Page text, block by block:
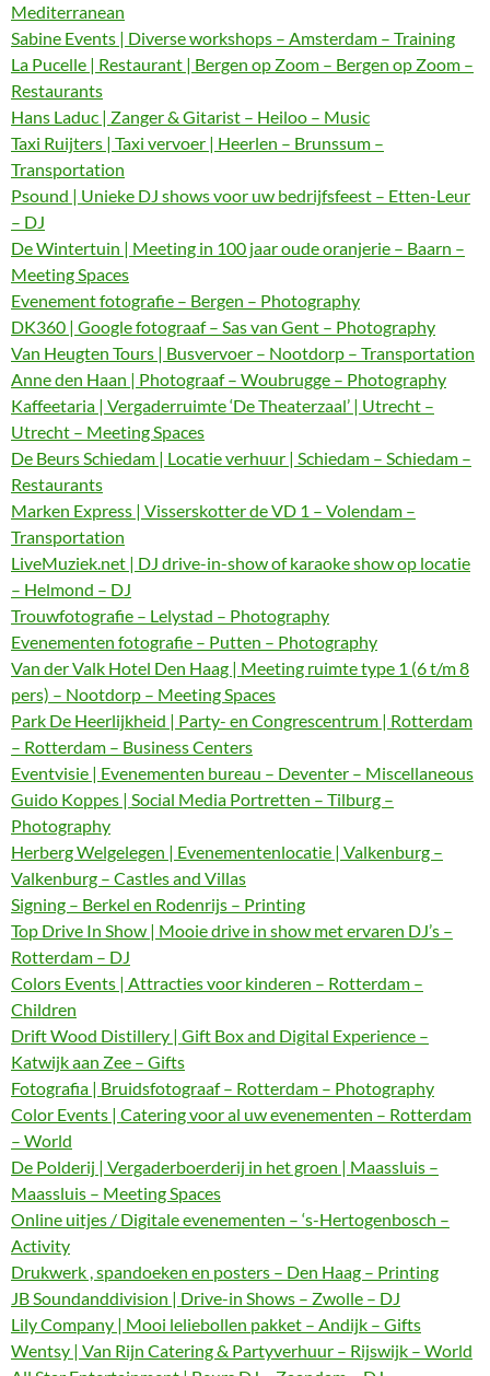
Mediterranean
Sabine Events | Diverse workshops – Amsterdam – Training
La Pucelle | Restaurant | Bergen op Zoom – Bergen op Zoom –
Restaurants
Hans Laduc | Zanger & Gitarist – Heiloo – Music
Taxi Ruijters | Taxi vervoer | Heerlen – Brunssum –
Transportation
Psound | Unieke DJ shows voor uw bedrijfsfeest – Etten-Leur
– DJ
De Wintertuin | Meeting in 100 jaar oude oranjerie – Baarn –
Meeting Spaces
Evenement fotografie – Bergen – Photography
DK360 | Google fotograaf – Sas van Gent – Photography
Van Heugten Tours | Busvervoer – Nootdorp – Transportation
Anne den Haan | Photograaf – Woubrugge – Photography
Kaffeetaria | Vergaderruimte ‘De Theaterzaal’ | Utrecht –
Utrecht – Meeting Spaces
De Beurs Schiedam | Locatie verhuur | Schiedam – Schiedam –
Restaurants
Marken Express | Visserskotter de VD 1 – Volendam –
Transportation
LiveMuziek.net | DJ drive-in-show of karaoke show op locatie
– Helmond – DJ
Trouwfotografie – Lelystad – Photography
Evenementen fotografie – Putten – Photography
Van der Valk Hotel Den Haag | Meeting ruimte type 1 (6 t/m 8
pers) – Nootdorp – Meeting Spaces
Park De Heerlijkheid | Party- en Congrescentrum | Rotterdam
– Rotterdam – Business Centers
Eventvisie | Evenementen bureau – Deventer – Miscellaneous
Guido Koppes | Social Media Portretten – Tilburg –
Photography
Herberg Welgelegen | Evenementenlocatie | Valkenburg –
Valkenburg – Castles and Villas
Signing – Berkel en Rodenrijs – Printing
Top Drive In Show | Mooie drive in show met ervaren DJ’s –
Rotterdam – DJ
Colors Events | Attracties voor kinderen – Rotterdam –
Children
Drift Wood Distillery | Gift Box and Digital Experience –
Katwijk aan Zee – Gifts
Fotografia | Bruidsfotograaf – Rotterdam – Photography
Color Events | Catering voor al uw evenementen – Rotterdam
– World
De Polderij | Vergaderboerderij in het groen | Maassluis –
Maassluis – Meeting Spaces
Online uitjes / Digitale evenementen – ‘s-Hertogenbosch –
Activity
Drukwerk , spandoeken en posters – Den Haag – Printing
JB Soundanddivision | Drive-in Shows – Zwolle – DJ
Lily Company | Mooi leliebollen pakket – Andijk – Gifts
Wentsy | Van Rijn Catering & Partyverhuur – Rijswijk – World